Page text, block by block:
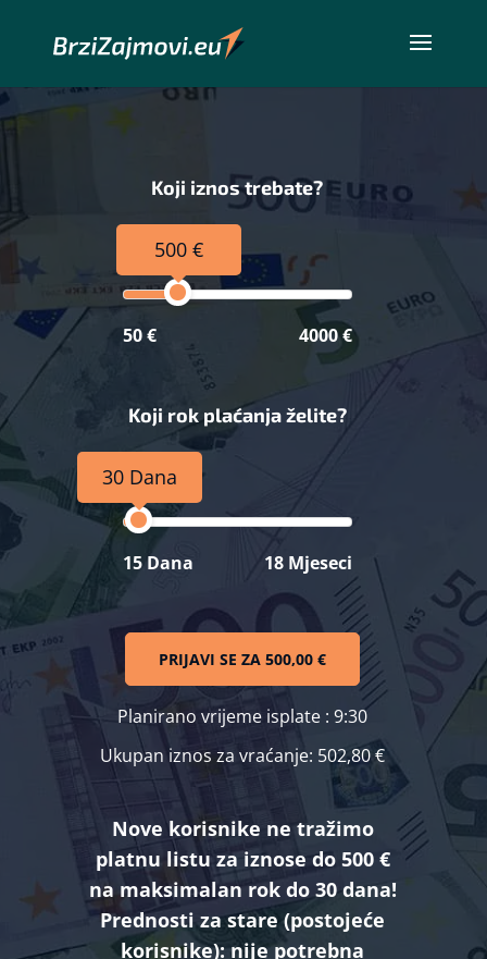
Koji iznos trebate?
500 €
50 € 4000 €
Koji rok plaćanja želite?
30 Dana
15 Dana 18 Mjeseci
PRIJAVI SE ZA500,00 €
Planirano vrijeme isplate : 9:30
Ukupan iznos za vraćanje: 502,80 €
Nove korisnike ne tražimo
platnu listu za iznose do 500 €
na maksimalan rok do 30 dana!
Prednosti za stare (postojeće
korisnike): nije potrebna